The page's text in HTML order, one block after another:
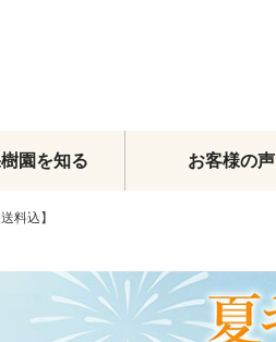
ッドオレンジ
他柑橘類
園を知る お客様の声
料込】